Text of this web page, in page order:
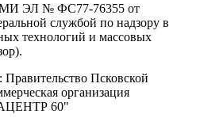
ЭЛ № ФС77-76355 от
службой по надзору в
технологий и массовых
Правительство Псковской
организация
60"